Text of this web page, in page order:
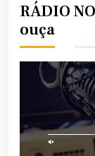
RÁDIO
ouça